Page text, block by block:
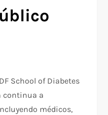
School of Diabetes
continua a
médicos,